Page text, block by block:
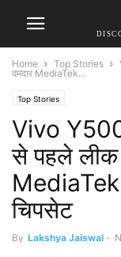
Home Top Stories
दमदार MediaTek...
Top Stories
Vivo
से पहले लीक
चिपसेट
By Lakshya Jaiswal -